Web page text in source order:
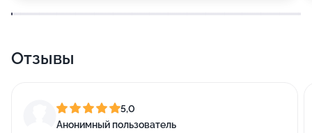
Отзывы
5,0
Анонимный пользователь